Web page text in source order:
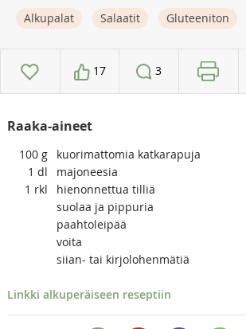
Alkupalat Salaatit Gluteeniton
17 3
Raaka-aineet
100 g
kuorimattomia katkarapuja
1 dl
majoneesia
1 rkl
hienonnettua tilliä
suolaa ja pippuria
paahtoleipää
voita
siian- tai kirjolohenmätiä
Linkki alkuperäiseen reseptiin